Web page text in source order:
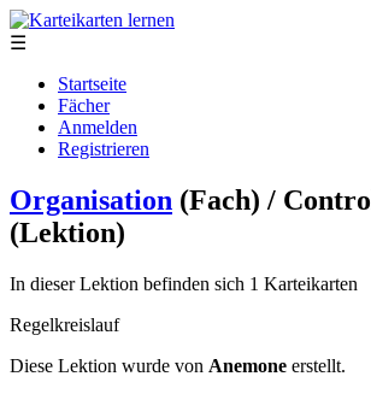
☰
Startseite
Fächer
Anmelden
Registrieren
Organisation (Fach) /
(Lektion)
In dieser Lektion befinden sich 1 Karteikarten
Regelkreislauf
Diese Lektion wurde von Anemone erstellt.